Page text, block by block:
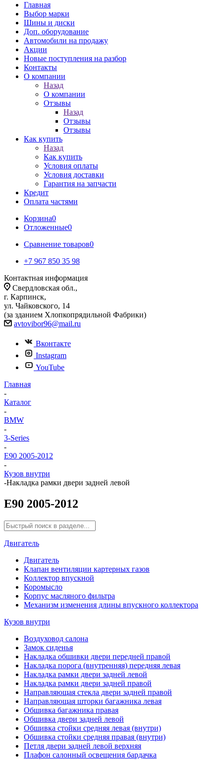
Главная
Выбор марки
Шины и диски
Доп. оборудование
Автомобили на продажу
Акции
Новые поступления на разбор
Контакты
О компании
Назад
О компании
Отзывы
Назад
Отзывы
Отзывы
Как купить
Назад
Как купить
Условия оплаты
Условия доставки
Гарантия на запчасти
Кредит
Оплата частями
Корзина0
Отложенные0
Сравнение товаров0
+7 967 850 35 98
Контактная информация
Свердловская обл.,
г. Карпинск,
ул. Чайковского, 14
(за зданием Хлопкопрядильной Фабрики)
avtovibor96@mail.ru
Вконтакте
Instagram
YouTube
Главная
-
Каталог
-
BMW
-
3-Series
-
E90 2005-2012
-
Кузов внутри
-Накладка рамки двери задней левой
E90 2005-2012
Двигатель
Двигатель
Клапан вентиляции картерных газов
Коллектор впускной
Коромысло
Корпус масляного фильтра
Механизм изменения длины впускного коллектора
Кузов внутри
Воздуховод салона
Замок сиденья
Накладка обшивки двери передней правой
Накладка порога (внутренняя) передняя левая
Накладка рамки двери задней левой
Накладка рамки двери задней правой
Направляющая стекла двери задней правой
Направляющая шторки багажника левая
Обшивка багажника правая
Обшивка двери задней левой
Обшивка стойки средняя левая (внутри)
Обшивка стойки средняя правая (внутри)
Петля двери задней левой верхняя
Плафон салонный освещения бардачка